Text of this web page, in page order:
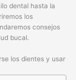
dental hasta la
los
consejos
bucal.
los dientes y usar